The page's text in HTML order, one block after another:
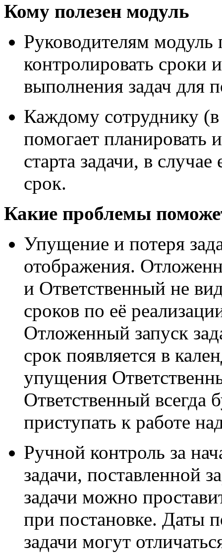
Кому полезен модуль
Руководителям модуль
контролировать сроки
выполнения задач для
Каждому сотруднику
помогает планировать
старта задачи, в
срок.
Какие проблемы
Упущение и потеря
отображения.
и Ответственный не
сроков по её
Отложенный запуск
срок появляется в
упущения
Ответственный всегда
приступать к работе
Ручной контроль за
задачи, поставленной
задачи можно
при постановке. Даты
задачи могут